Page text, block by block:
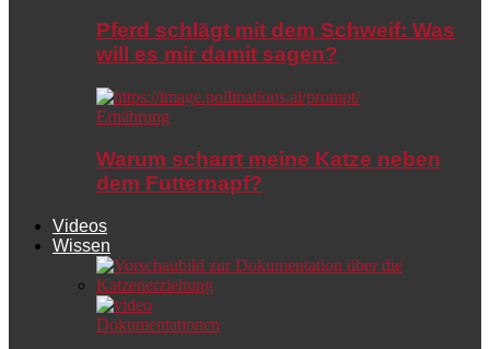
Pferd schlägt mit dem Schweif: Was
will es mir damit sagen?
Ernährung
Warum scharrt meine Katze neben
dem Futternapf?
Videos
Wissen
Dokumentationen